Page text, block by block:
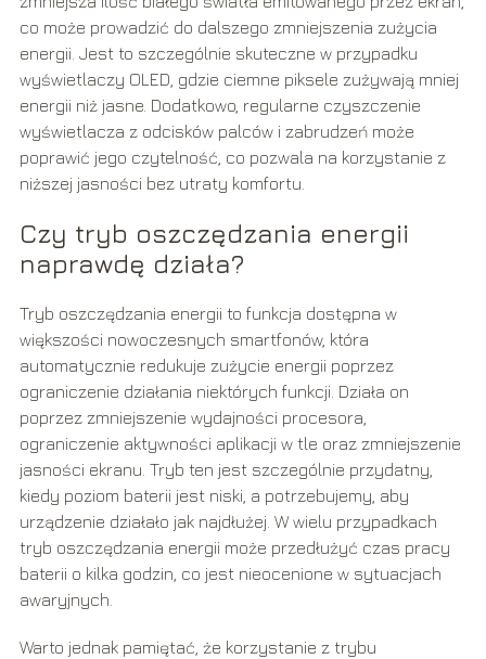
co może prowadzić do dalszego zmniejszenia zużycia
energii. Jest to szczególnie skuteczne w przypadku
wyświetlaczy OLED, gdzie ciemne piksele zużywają mniej
energii niż jasne. Dodatkowo, regularne czyszczenie
wyświetlacza z odcisków palców i zabrudzeń może
poprawić jego czytelność, co pozwala na korzystanie z
niższej jasności bez utraty komfortu.
Czy tryb oszczędzania energii
naprawdę działa?
Tryb oszczędzania energii to funkcja dostępna w
większości nowoczesnych smartfonów, która
automatycznie redukuje zużycie energii poprzez
ograniczenie działania niektórych funkcji. Działa on
poprzez zmniejszenie wydajności procesora,
ograniczenie aktywności aplikacji w tle oraz zmniejszenie
jasności ekranu. Tryb ten jest szczególnie przydatny,
kiedy poziom baterii jest niski, a potrzebujemy, aby
urządzenie działało jak najdłużej. W wielu przypadkach
tryb oszczędzania energii może przedłużyć czas pracy
baterii o kilka godzin, co jest nieocenione w sytuacjach
awaryjnych.
Warto jednak pamiętać, że korzystanie z trybu